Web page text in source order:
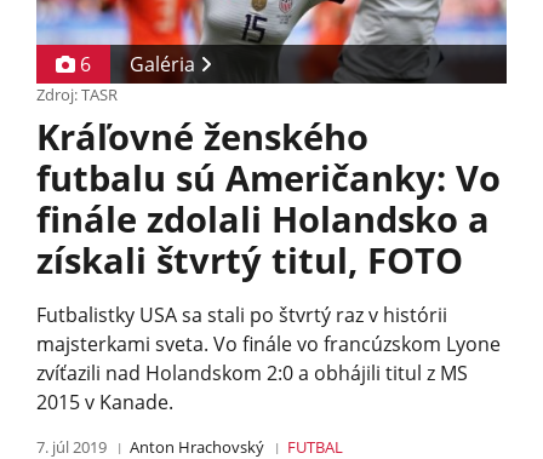
6 Galéria
Zdroj: TASR
Kráľovné ženského
futbalu sú Američanky: Vo
finále zdolali Holandsko a
získali štvrtý titul, FOTO
Futbalistky USA sa stali po štvrtý raz v histórii
majsterkami sveta. Vo finále vo francúzskom Lyone
zvíťazili nad Holandskom 2:0 a obhájili titul z MS
2015 v Kanade.
7. júl 2019 Anton Hrachovský FUTBAL